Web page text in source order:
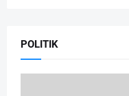
POLITIK